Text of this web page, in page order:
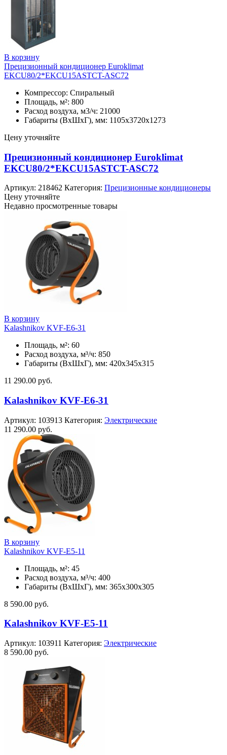
В корзину
Прецизионный кондиционер Euroklimat
EKCU80/2*EKCU15ASTCT-ASC72
Компрессор: Спиральный
Площадь, м²: 800
Расход воздуха, м3/ч: 21000
Габариты (ВхШхГ), мм: 1105х3720х1273
Цену уточняйте
Прецизионный кондиционер Euroklimat
EKCU80/2*EKCU15ASTCT-ASC72
Артикул: 218462 Категория: Прецизионные кондиционеры
Цену уточняйте
Недавно просмотренные товары
В корзину
Kalashnikov KVF-E6-31
Площадь, м²: 60
Расход воздуха, м³/ч: 850
Габариты (ВхШхГ), мм: 420x345x315
11 290.00 руб.
Kalashnikov KVF-E6-31
Артикул: 103913 Категория: Электрические
11 290.00 руб.
В корзину
Kalashnikov KVF-E5-11
Площадь, м²: 45
Расход воздуха, м³/ч: 400
Габариты (ВхШхГ), мм: 365x300x305
8 590.00 руб.
Kalashnikov KVF-E5-11
Артикул: 103911 Категория: Электрические
8 590.00 руб.